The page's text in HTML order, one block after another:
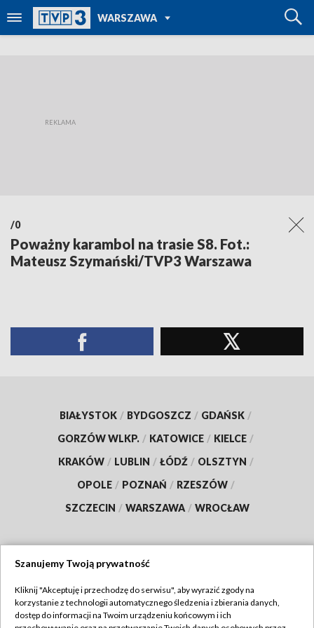
WARSZAWA
TVP REGIONY
/0
Poważny karambol na trasie S8. Fot.:
Mateusz Szymański/TVP3 Warszawa
BIAŁYSTOK / BYDGOSZCZ / GDAŃSK /
GORZÓW WLKP. / KATOWICE / KIELCE /
KRAKÓW / LUBLIN / ŁÓDŹ / OLSZTYN /
OPOLE / POZNAŃ / RZESZÓW /
SZCZECIN / WARSZAWA / WROCŁAW
TVP
Szanujemy Twoją prywatność
Kliknij "Akceptuję i przechodzę do serwisu", aby wyrazić zgody na
korzystanie z technologii automatycznego śledzenia i zbierania danych,
dostęp do informacji na Twoim urządzeniu końcowym i ich